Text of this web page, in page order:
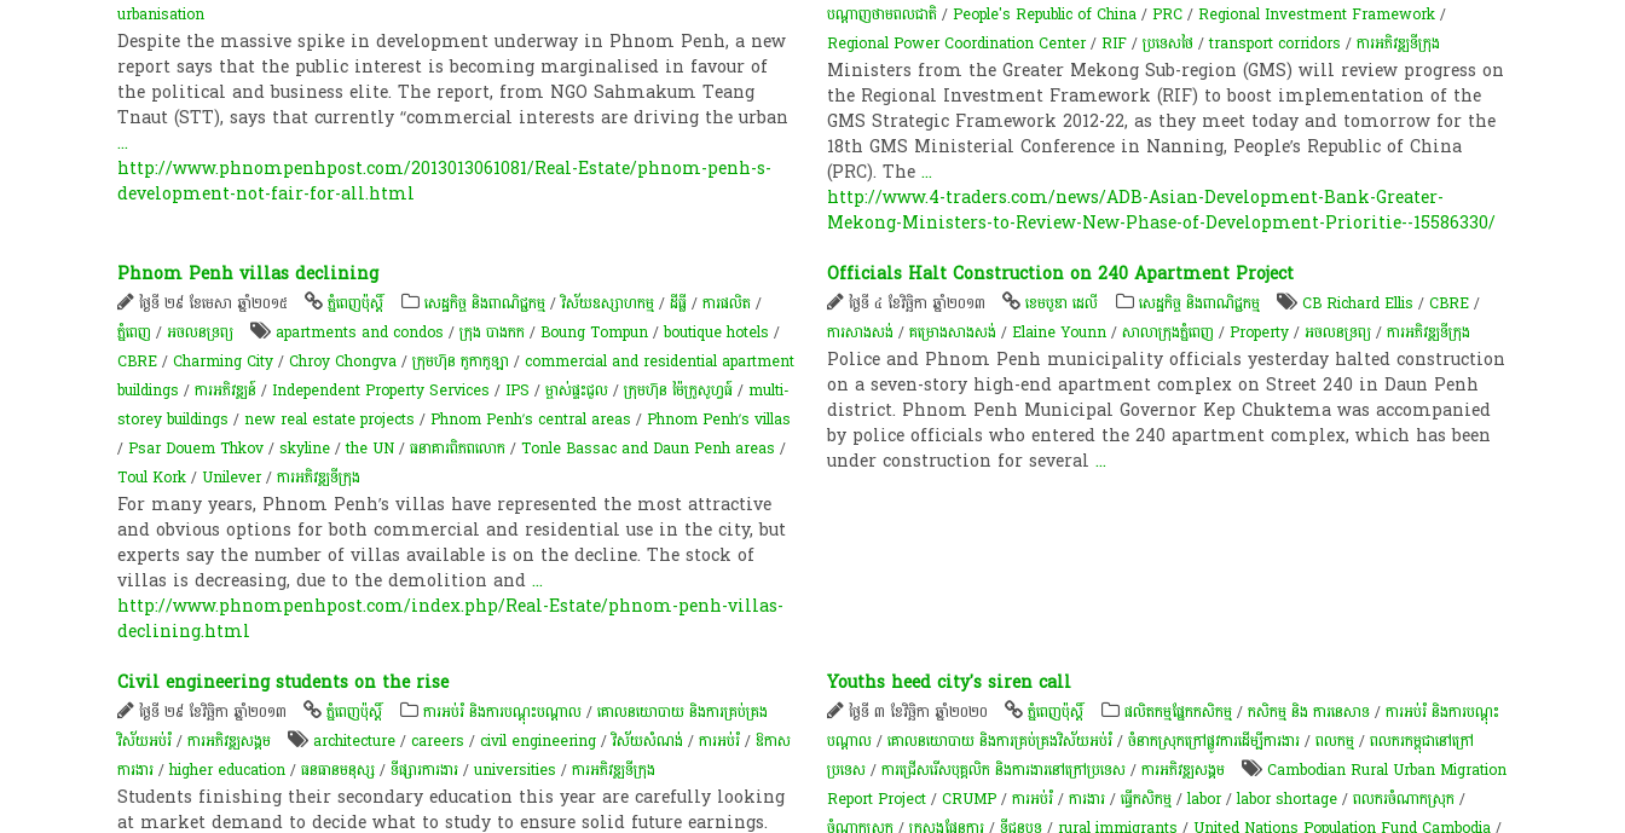
urbanisation
Despite the massive spike in development underway in Phnom Penh, a new
report says that the public interest is becoming marginalised in favour of
the political and business elite. The report, from NGO Sahmakum Teang
Tnaut (STT), says that currently “commercial interests are driving the urban
...
http://www.phnompenhpost.com/2013013061081/Real-Estate/phnom-penh-s-
development-not-fair-for-all.html
បណ្តាញថាមពលជាតិ/People's Republic of China/PRC/Regional Investment Framework/
Regional Power Coordination Center/RIF/ប្រទេសថៃ /transport corridors /ការអភិវឌ្ឍ​ទីក្រុង​
Ministers from the Greater Mekong Sub-region (GMS) will review progress on
the Regional Investment Framework (RIF) to boost implementation of the
GMS Strategic Framework 2012-22, as they meet today and tomorrow for the
18th GMS Ministerial Conference in Nanning, People’s Republic of China
(PRC). The...
http://www.4-traders.com/news/ADB-Asian-Development-Bank-Greater-
Mekong-Ministers-to-Review-New-Phase-of-Development-Prioritie--15586330/
Phnom Penh villas declining
ថ្ងៃទី ២៩ ខែមេសា ឆ្នាំ២០១៥ ភ្នំពេញប៉ុស្តិ៍ សេដ្ឋកិច្ច និងពាណិជ្ជកម្ម/វិស័យឧស្សាហកម្ម/ដីធ្លី/ការផលិត​/
ភ្នំពេញ /​អចលនទ្រព្យ​ apartments and condos /ក្រុង បាងកក/Boung Tompun/boutique hotels /
CBRE/Charming City/Chroy Chongva/ក្រុមហ៊ុន កូកាកូឡា /commercial and residential apartment
buildings /ការអភិវឌ្ឍន៍/Independent Property Services /IPS /ម្ចាស់ផ្ទះ​ជួល​/ក្រុមហ៊ុន ម៉ៃក្រូសូហ្វធ៍/multi-
storey buildings /new real estate projects /Phnom Penh’s central areas /Phnom Penh’s villas
/Psar Douem Thkov/skyline/the UN/ធនាគារពិភពលោក/Tonle Bassac and Daun Penh areas /
Toul Kork/Unilever/ការអភិវឌ្ឍ​ទីក្រុង​
For many years, Phnom Penh’s villas have represented the most attractive
and obvious options for both commercial and residential use in the city, but
experts say the number of villas available is on the decline. The stock of
villas is decreasing, due to the demolition and ...
http://www.phnompenhpost.com/index.php/Real-Estate/phnom-penh-villas-
declining.html
Officials Halt Construction on 240 Apartment Project
ថ្ងៃទី ៤ ខែវិច្ឆិកា ឆ្នាំ២០១៣ ខេមបូឌា ដេលី សេដ្ឋកិច្ច និងពាណិជ្ជកម្ម CB Richard Ellis /CBRE/
ការសាងសង់ /គម្រោងសាងសង់ /Elaine Younn/សាលាក្រុងភ្នំពេញ /Property/​អចលនទ្រព្យ​/ការអភិវឌ្ឍ​ទីក្រុង​
Police and Phnom Penh municipality officials yesterday halted construction
on a seven-story high-end apartment complex on Street 240 in Daun Penh
district. Phnom Penh Municipal Governor Kep Chuktema was accompanied
by police officials who entered the 240 apartment complex, which has been
under construction for several...
Civil engineering students on the rise
ថ្ងៃទី ២៩ ខែវិច្ឆិកា ឆ្នាំ២០១៣ ភ្នំពេញប៉ុស្តិ៍ ការអប់រំ និងការបណ្តុះបណ្តាល/គោលនយោបាយ និងការគ្រប់គ្រង
វិស័យអប់រំ/ការ​អភិវឌ្ឍ​សង្គម architecture/careers /civil engineering/វិស័យ​សំណង់ /ការអប់រំ/​ឱកាស​
ការងារ/higher education/ធនធានមនុស្ស/ទីផ្សារ​ការងារ/universities /ការអភិវឌ្ឍ​ទីក្រុង​
Students finishing their secondary education this year are carefully looking
at market demand to decide what to study to ensure solid future earnings.
Youths heed city's siren call
ថ្ងៃទី ៣ ខែវិច្ឆិកា ឆ្នាំ២០២០ ភ្នំពេញប៉ុស្តិ៍ ​ផលិតកម្ម​ផ្នែក​កសិកម្ម​/កសិកម្ម​ និង​ ការ​នេ​សាទ​/ការអប់រំ និងការបណ្តុះ
បណ្តាល/គោលនយោបាយ និងការគ្រប់គ្រងវិស័យអប់រំ/ចំនាកស្រុកក្រៅផ្លូវការដើម្បីការងារ/ពល​កម្ម/ពលករកម្ពុជានៅក្រៅ
ប្រទេស/ការជ្រើសរើសបុគ្គលិក និងការងារនៅក្រៅប្រទេស/ការ​អភិវឌ្ឍ​សង្គម
Cambodian Rural Urban Migration
Report Project/CRUMP/ការអប់រំ/ការងារ/ធ្វើកសិកម្ម/labor/labor shortage/ពលករចំណាកស្រុក/